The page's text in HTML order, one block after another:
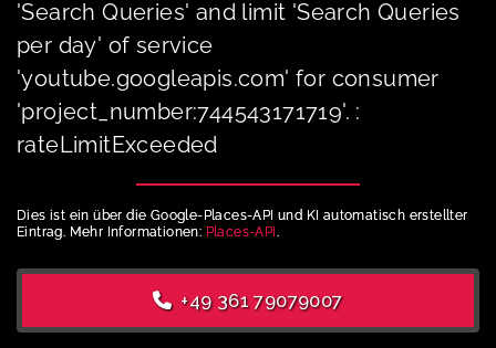
'Search Queries' and limit 'Search Queries
per day' of service
'youtube.googleapis.com' for consumer
'project_number:744543171719'. :
rateLimitExceeded
Dies ist ein über die Google-Places-API und KI automatisch erstellter
Eintrag. Mehr Informationen: Places-API .
+49 361 79079007